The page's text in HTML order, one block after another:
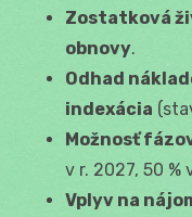
Zostatková
obnovy.
Odhad
indexácia
Možnosť
v r. 2027, 50 %
Vplyv na